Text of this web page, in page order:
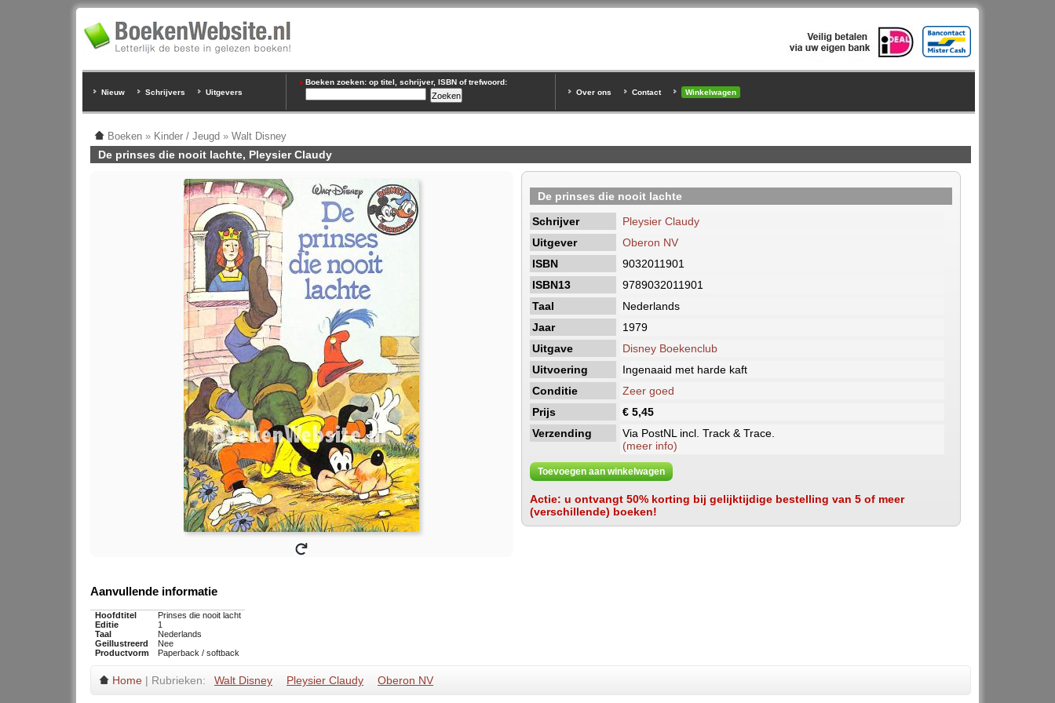
Nieuw Schrijvers Uitgevers
Boeken zoeken: op titel, schrijver, ISBN of trefwoord:
Over ons
Contact Winkelwagen
Boeken » Kinder / Jeugd » Walt Disney
De prinses die nooit lachte, Pleysier Claudy
De prinses die nooit lachte
Schrijver
Pleysier Claudy
Uitgever
Oberon NV
ISBN
9032011901
ISBN13
9789032011901
Taal
Nederlands
Jaar
1979
Uitgave
Disney Boekenclub
Uitvoering
Ingenaaid met harde kaft
Conditie
Zeer goed
Prijs
€ 5,45
Verzending
Via PostNL incl. Track & Trace.
(meer info)
Toevoegen aan winkelwagen
Actie: u ontvangt 50% korting bij gelijktijdige bestelling van 5 of meer
(verschillende) boeken!
Aanvullende informatie
Hoofdtitel
Prinses die nooit lacht
Editie
1
Taal
Nederlands
Geillustreerd
Nee
Productvorm
Paperback / softback
Home | Rubrieken: Walt Disney Pleysier Claudy Oberon NV